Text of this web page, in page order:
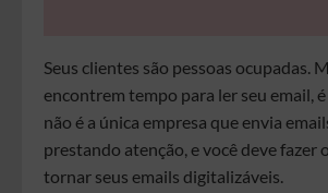
Seus clientes são pessoas ocupadas.
encontrem tempo para ler seu email,
não é a única empresa que envia
prestando atenção, e você deve fazer
tornar seus emails digitalizáveis.